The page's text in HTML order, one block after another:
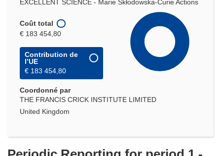
EXCELLENT SCIENCE - Marie Skłodowska-Curie Actions
Coût total
€ 183 454,80
Contribution de
l’UE
€ 183 454,80
Coordonné par
THE FRANCIS CRICK INSTITUTE LIMITED
United Kingdom